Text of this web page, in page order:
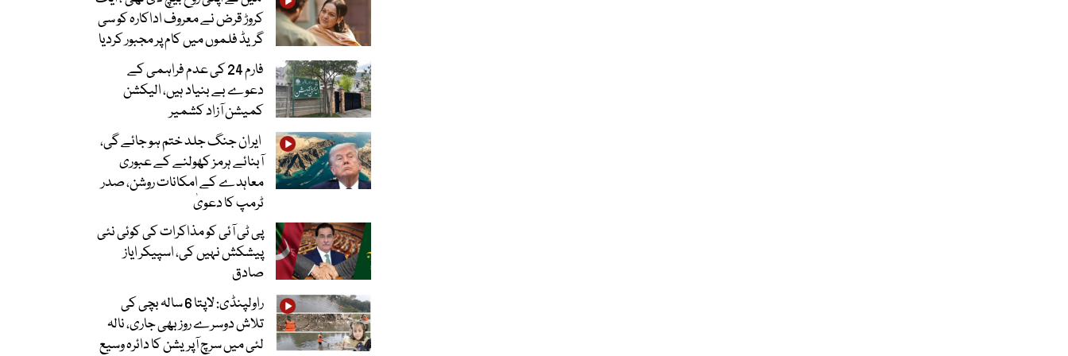
کروڑ قرض نے معروف اداکارہ کو سی
گریڈ فلموں میں کام پر مجبور کردیا
فارم 24 کی عدم فراہمی کے
دعوے بے بنیاد ہیں، الیکشن
کمیشن آزاد کشمیر
ایران جنگ جلد ختم ہو جائے گی،
آبنائے ہرمز کھولنے کے عبوری
معاہدے کے امکانات روشن، صدر
ٹرمپ کا دعویٰ
پی ٹی آئی کو مذاکرات کی کوئی نئی
پیشکش نہیں کی، اسپیکر ایاز
صادق
راولپنڈی: لاپتا 6 سالہ بچی کی
تلاش دوسرے روز بھی جاری، نالہ
لئی میں سرچ آپریشن کا دائرہ وسیع